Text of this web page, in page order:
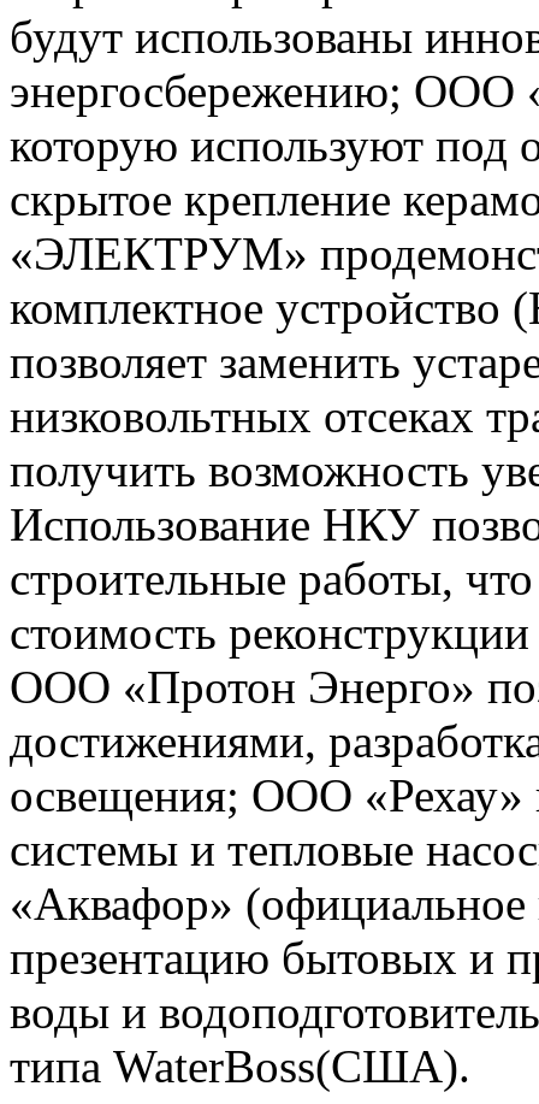
будут использованы
энергосбережению; ООО
которую используют под
скрытое крепление
«ЭЛЕКТРУМ»
комплектное
позволяет заменить
низковольтных отсеках
получить возможность
Использование НКУ
строительные работы,
стоимость
ООО «Протон Энерго»
достижениями,
освещения; ООО «Рехау»
системы и тепловые
«Аквафор» (официальное
презентацию бытовых и
воды и
типа WaterBoss(США).